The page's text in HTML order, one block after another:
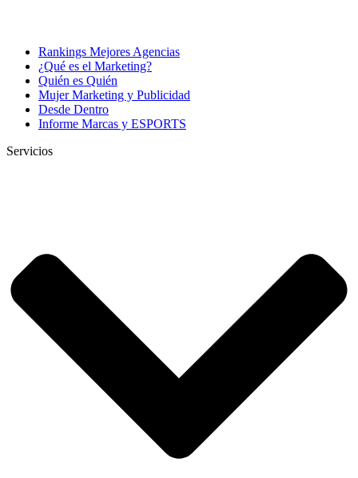
Rankings Mejores Agencias
¿Qué es el Marketing?
Quién es Quién
Mujer Marketing y Publicidad
Desde Dentro
Informe Marcas y ESPORTS
Servicios